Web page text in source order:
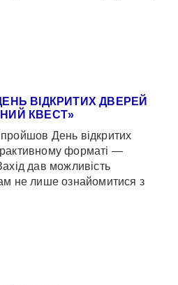
ВІДКРИТИХ ДВЕРЕЙ
КВЕСТ»
День відкритих
форматі —
дав можливість
не лише ознайомитися з